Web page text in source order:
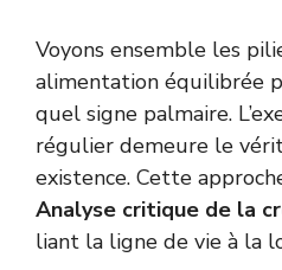
Voyons ensemble les
alimentation équilibrée
quel signe palmaire.
régulier demeure le
existence. Cette
Analyse critique de la
liant la ligne de vie à la